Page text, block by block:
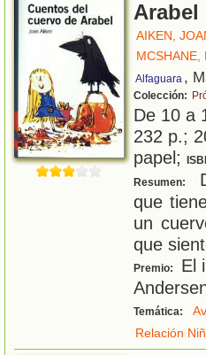
Arabel
AIKEN,
MCSHANE,
Alfaguara ,
Colección:
De 10 a
232 p.;
papel;
Resumen:
que
un
que
Premio:
El
Temática:
Relación